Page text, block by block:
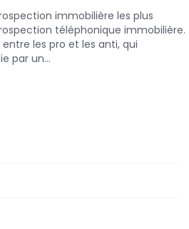
immobilière les plus
téléphonique immobilière.
les pro et les anti, qui
par un…